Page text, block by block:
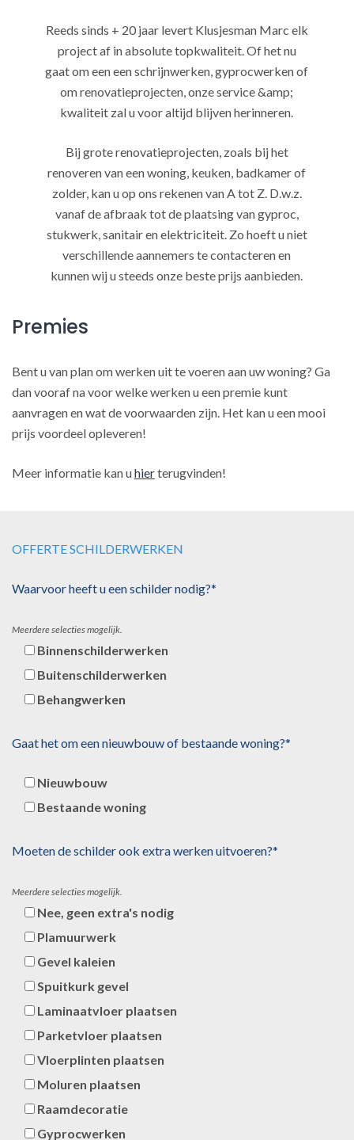
Reeds sinds + 20 jaar levert Klusjesman Marc elk
project af in absolute topkwaliteit. Of het nu
gaat om een een schrijnwerken, gyprocwerken of
om renovatieprojecten, onze service &amp;
kwaliteit zal u voor altijd blijven herinneren.
Bij grote renovatieprojecten, zoals bij het
renoveren van een woning, keuken, badkamer of
zolder, kan u op ons rekenen van A tot Z. D.w.z.
vanaf de afbraak tot de plaatsing van gyproc,
stukwerk, sanitair en elektriciteit. Zo hoeft u niet
verschillende aannemers te contacteren en
kunnen wij u steeds onze beste prijs aanbieden.
Premies
Bent u van plan om werken uit te voeren aan uw woning? Ga
dan vooraf na voor welke werken u een premie kunt
aanvragen en wat de voorwaarden zijn. Het kan u een mooi
prijs voordeel opleveren!
Meer informatie kan uhierterugvinden!
OFFERTE SCHILDERWERKEN
Waarvoor heeft u een schilder nodig?*
Meerdere selecties mogelijk.
Binnenschilderwerken
Buitenschilderwerken
Behangwerken
Gaat het om een nieuwbouw of bestaande woning?*
Nieuwbouw
Bestaande woning
Moeten de schilder ook extra werken uitvoeren?*
Meerdere selecties mogelijk.
Nee, geen extra's nodig
Plamuurwerk
Gevel kaleien
Spuitkurk gevel
Laminaatvloer plaatsen
Parketvloer plaatsen
Vloerplinten plaatsen
Moluren plaatsen
Raamdecoratie
Gyprocwerken